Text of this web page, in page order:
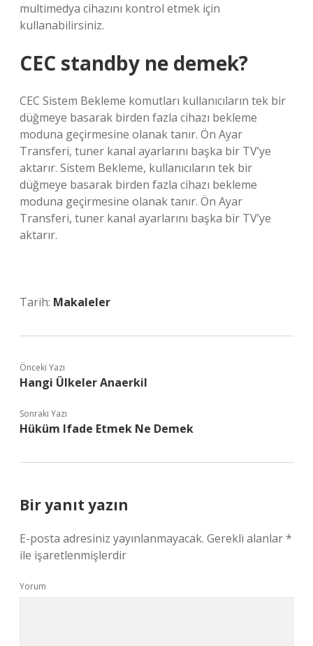
multimedya cihazını kontrol etmek için
kullanabilirsiniz.
CEC standby ne demek?
CEC Sistem Bekleme komutları kullanıcıların tek bir
düğmeye basarak birden fazla cihazı bekleme
moduna geçirmesine olanak tanır. Ön Ayar
Transferi, tuner kanal ayarlarını başka bir TV’ye
aktarır. Sistem Bekleme, kullanıcıların tek bir
düğmeye basarak birden fazla cihazı bekleme
moduna geçirmesine olanak tanır. Ön Ayar
Transferi, tuner kanal ayarlarını başka bir TV’ye
aktarır.
Tarih: Makaleler
Önceki Yazı
Hangi Ülkeler Anaerkil
Sonraki Yazı
Hüküm Ifade Etmek Ne Demek
Bir yanıt yazın
E-posta adresiniz yayınlanmayacak. Gerekli alanlar*
ile işaretlenmişlerdir
Yorum